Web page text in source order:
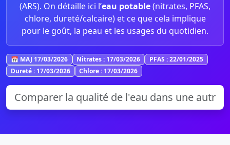
(ARS). On détaille ici l’eau potable(nitrates, PFAS,
chlore, dureté/calcaire) et ce que cela implique
pour le goût, la peau et les usages du quotidien.
📅 MAJ 17/03/2026 Nitrates : 17/03/2026
PFAS : 22/01/2025
Dureté : 17/03/2026
Chlore : 17/03/2026